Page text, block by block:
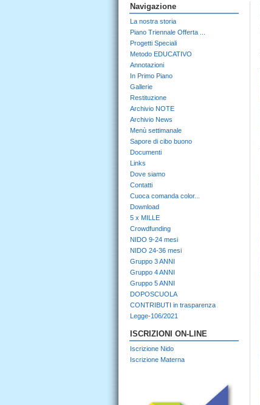
Navigazione
La nostra storia
Piano Triennale Offerta ...
Progetti Speciali
Metodo EDUCATIVO
Annotazioni
In Primo Piano
Gallerie
Restituzione
Archivio NOTE
Archivio News
Menù settimanale
Sapore di cibo buono
Documenti
Links
Dove siamo
Contatti
Cuoca comanda color...
Download
5 x MILLE
Crowdfunding
NIDO 9-24 mesi
NIDO 24-36 mesi
Gruppo 3 ANNI
Gruppo 4 ANNI
Gruppo 5 ANNI
DOPOSCUOLA
CONTRIBUTI in trasparenza
Legge-106/2021
ISCRIZIONI ON-LINE
Iscrizione Nido
Iscrizione Materna